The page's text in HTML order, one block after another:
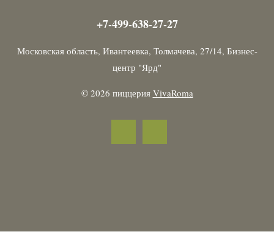
+7-499-638-27-27
Московская область, Ивантеевка, Толмачева, 27/14, Бизнес-
центр "Ярд"
© 2026 пиццерия VivaRoma